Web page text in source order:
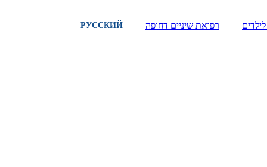
רפואת שיניים דחופה РУССКИЙ